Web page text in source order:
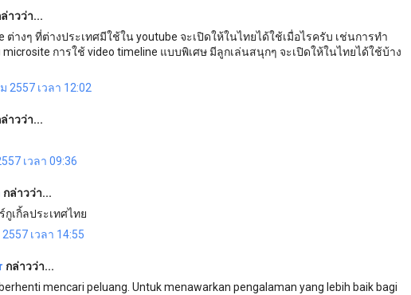
าวว่า...
ต่างๆ ที่ต่างประเทศมีใช้ใน youtube จะเปิดให้ในไทยได้ใช้เมื่อไรครับ เช่นการทำ
microsite การใช้ video timeline แบบพิเศษ มีลูกเล่นสนุกๆ จะเปิดให้ในไทยได้ใช้บ้าง
2557 เวลา 12:02
าวว่า...
เวลา 09:36
กล่าวว่า...
กูเกิ้ลประเทศไทย
เวลา 14:55
กล่าวว่า...
mencari peluang. Untuk menawarkan pengalaman yang lebih baik bagi